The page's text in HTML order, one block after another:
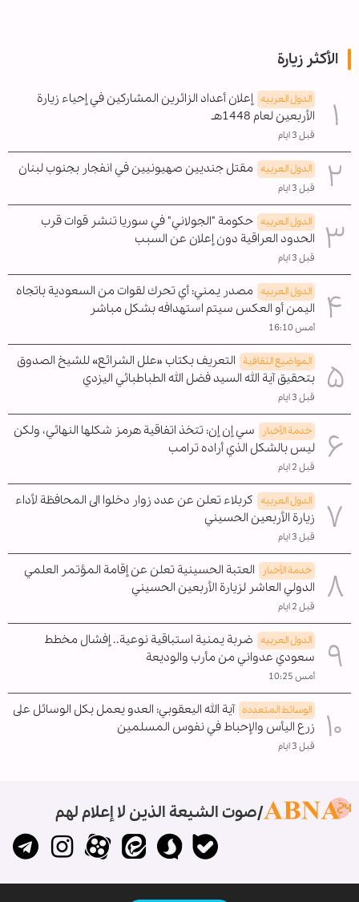
الأكثر زيارة
الدول العربیه إعلان أعداد الزائرين المشاركين في إحياء زيارة
الأربعين لعام 1448هـ
قبل 3 ايام
الدول العربیه مقتل جنديين صهيونيين في انفجار بجنوب لبنان
قبل 3 ايام
الدول العربیه حكومة "الجولاني" في سوريا تنشر قوات قرب
الحدود العراقية دون إعلان عن السبب
قبل 3 ايام
الدول العربیه مصدر يمني: أي تحرك لقوات من السعودية باتجاه
اليمن أو العكس سيتم استهدافه بشكل مباشر
أمس 16:10
المواضیع الثقافية التعريف بكتاب «علل الشرائع» للشيخ الصدوق
بتحقيق آية الله السيد فضل الله الطباطبائي اليزدي
قبل 3 ايام
خدمة الأخبار
سي إن إن: تتخذ اتفاقية هرمز شكلها النهائي، ولكن
ليس بالشكل الذي أراده ترامب
قبل 2 ايام
الدول العربیه كربلاء تعلن عن عدد زوار دخلوا الى المحافظة لأداء
زيارة الأربعين الحسيني
قبل 3 ايام
خدمة الأخبار
العتبة الحسينية تعلن عن إقامة المؤتمر العلمي
الدولي العاشر لزيارة الأربعين الحسيني
قبل 2 ايام
الدول العربیه ضربة يمنية استباقية نوعية.. إفشال مخطط
سعودي عدواني من مأرب والوديعة
أمس 10:25
الوسائط المتعدده آية الله اليعقوبي: العدو يعمل بكل الوسائل على
زرع اليأس والإحباط في نفوس المسلمين
قبل 3 ايام
صوت الشيعة الذين لا إعلام لهم